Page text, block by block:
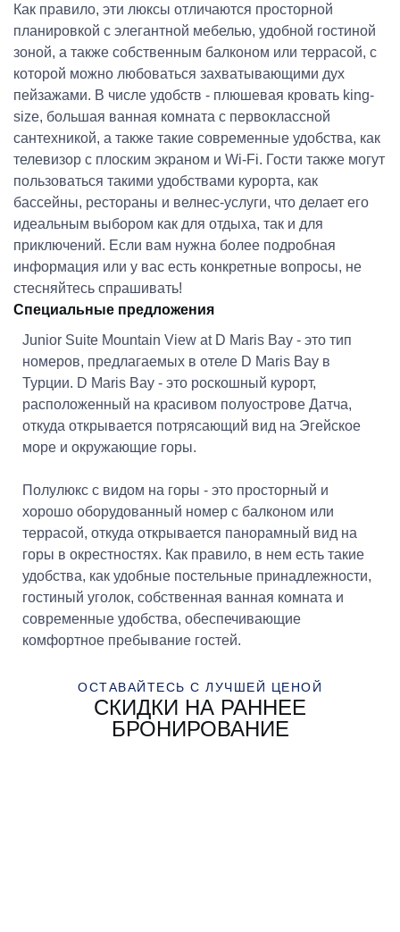
Как правило, эти люксы отличаются просторной
планировкой с элегантной мебелью, удобной гостиной
зоной, а также собственным балконом или террасой, с
которой можно любоваться захватывающими дух
пейзажами. В числе удобств - плюшевая кровать king-
size, большая ванная комната с первоклассной
сантехникой, а также такие современные удобства, как
телевизор с плоским экраном и Wi-Fi. Гости также могут
пользоваться такими удобствами курорта, как
бассейны, рестораны и велнес-услуги, что делает его
идеальным выбором как для отдыха, так и для
приключений. Если вам нужна более подробная
информация или у вас есть конкретные вопросы, не
стесняйтесь спрашивать!
Специальные предложения
Junior Suite Mountain View at D Maris Bay - это тип
номеров, предлагаемых в отеле D Maris Bay в
Турции. D Maris Bay - это роскошный курорт,
расположенный на красивом полуострове Датча,
откуда открывается потрясающий вид на Эгейское
море и окружающие горы.
Полулюкс с видом на горы - это просторный и
хорошо оборудованный номер с балконом или
террасой, откуда открывается панорамный вид на
горы в окрестностях. Как правило, в нем есть такие
удобства, как удобные постельные принадлежности,
гостиный уголок, собственная ванная комната и
современные удобства, обеспечивающие
комфортное пребывание гостей.
ОСТАВАЙТЕСЬ С ЛУЧШЕЙ ЦЕНОЙ
СКИДКИ НА РАННЕЕ
БРОНИРОВАНИЕ